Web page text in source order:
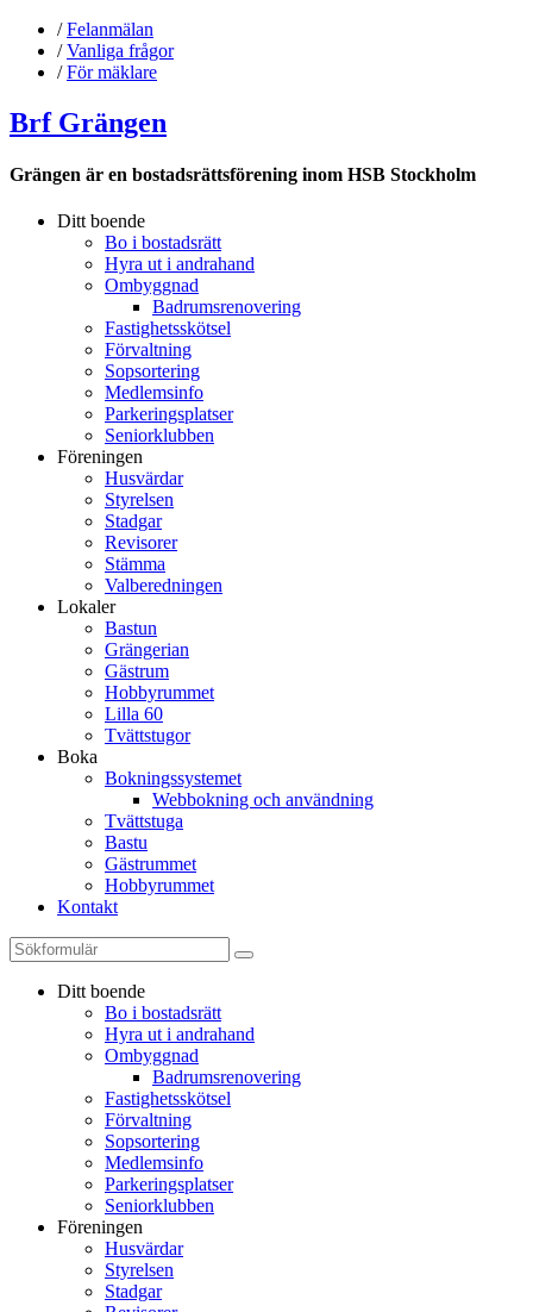
/Felanmälan
/Vanliga frågor
/För mäklare
Brf Grängen
Grängen är en bostadsrättsförening inom HSB Stockholm
Ditt boende
Bo i bostadsrätt
Hyra ut i andrahand
Ombyggnad
Badrumsrenovering
Fastighetsskötsel
Förvaltning
Sopsortering
Medlemsinfo
Parkeringsplatser
Seniorklubben
Föreningen
Husvärdar
Styrelsen
Stadgar
Revisorer
Stämma
Valberedningen
Lokaler
Bastun
Grängerian
Gästrum
Hobbyrummet
Lilla 60
Tvättstugor
Boka
Bokningssystemet
Webbokning och användning
Tvättstuga
Bastu
Gästrummet
Hobbyrummet
Kontakt
Ditt boende
Bo i bostadsrätt
Hyra ut i andrahand
Ombyggnad
Badrumsrenovering
Fastighetsskötsel
Förvaltning
Sopsortering
Medlemsinfo
Parkeringsplatser
Seniorklubben
Föreningen
Husvärdar
Styrelsen
Stadgar